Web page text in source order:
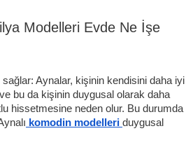
Modelleri Evde Ne İşe
Aynalar, kişinin kendisini daha iyi
bu da kişinin duygusal olarak daha
hissetmesine neden olur. Bu durumda
komodin modelleri duygusal